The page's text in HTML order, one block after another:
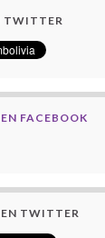
TWITTER
FACEBOOK
EN TWITTER